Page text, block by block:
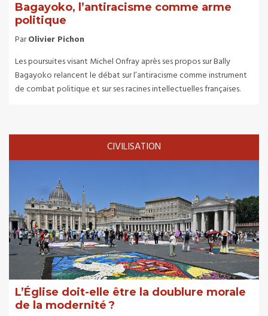
Bagayoko, l’antiracisme comme arme
politique
ParOlivier Pichon
Les poursuites visant Michel Onfray après ses propos sur Bally
Bagayoko relancent le débat sur l’antiracisme comme instrument
de combat politique et sur ses racines intellectuelles françaises.
CIVILISATION
L’Église doit-elle être la doublure morale
de la modernité ?